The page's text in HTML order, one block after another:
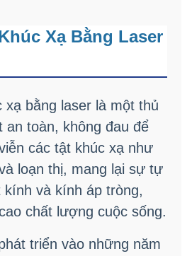
Xạ Bằng Laser
xạ bằng laser là một thủ
an toàn, không đau để
các tật khúc xạ như
loạn thị, mang lại sự tự
kính và kính áp tròng,
chất lượng cuộc sống.
triển vào những năm